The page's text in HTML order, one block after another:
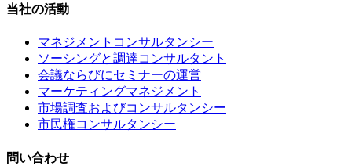
当社の活動
マネジメントコンサルタンシー
ソーシングと調達コンサルタント
会議ならびにセミナーの運営
マーケティングマネジメント
市場調査およびコンサルタンシー
市民権コンサルタンシー
問い合わせ